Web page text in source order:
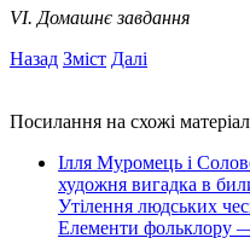
VI. Домашнє завдання
Назад Зміст Далі
Посилання на схожі
Ілля Муромець і
художня вигадка в
Утілення людських
Елементи фольклору